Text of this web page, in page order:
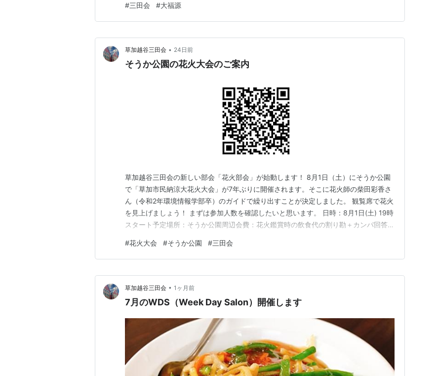
-------------------
#三田会 #大福源
草加越谷三田会 • 24日前
そうか公園の花火大会のご案内
草加越谷三田会の新しい部会「花火部会」が始動します！ 8月1日（土）にそうか公園
で「草加市民納涼大花火大会」が7年ぶりに開催されます。そこに花火師の柴田彩香さ
ん（令和2年環境情報学部卒）のガイドで繰り出すことが決定しました。 観覧席で花火
を見上げましょう！ まずは参加人数を確認したいと思います。 日時：8月1日(土) 19時
スタート予定場所：そうか公園周辺会費：花火鑑賞時の飲食代の割り勘＋カンパ回答期
申し込んでください。 そうか公園の花火大会への参加者募集！ 参加申込フォーム
#花火大会 #そうか公園 #三田会
草加越谷三田会 • 1ヶ月前
7月のWDS（Week Day Salon）開催します